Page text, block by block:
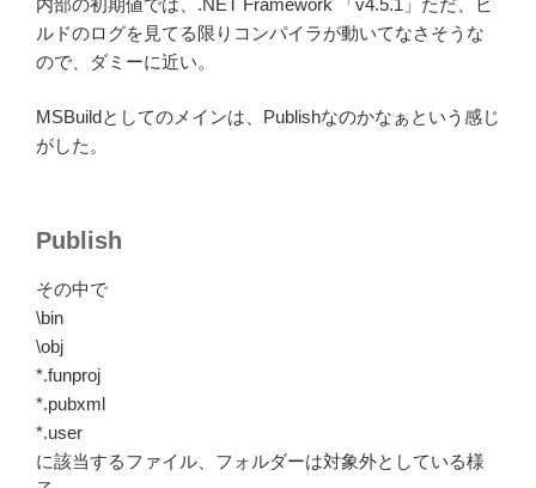
ルドのログを見てる限りコンパイラが動いてなさそうな
ので、ダミーに近い。
MSBuildとしてのメインは、Publishなのかなぁという感じ
がした。
Publish
その中で
\bin
\obj
*.funproj
*.pubxml
*.user
に該当するファイル、フォルダーは対象外としている様